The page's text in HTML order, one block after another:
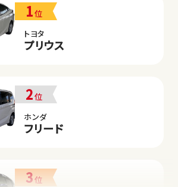
1位
トヨタ
プリウス
2位
ホンダ
フリード
3位